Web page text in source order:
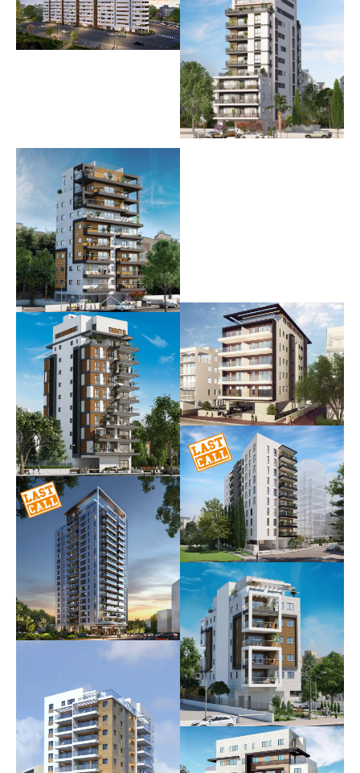
סלנט 58-60
בשיווק וביצוע פסגות ברנדה
אוכלס
עין גנים 78-82
בשיווק וביצוע
חזון איש 14
אוכלס חיים כהן 6
אוכלס
שפירא 31
אוכלס
קטה בכפר גנים |
בית ספיר
אוכלס
הרב בלוי 1
בשיווק וביצוע
יצחק שדה 34
בשיווק וביצוע